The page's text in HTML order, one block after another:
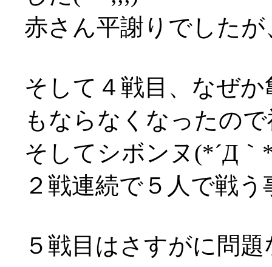
赤さん平謝りでした
そして４戦目、なぜ
もならなくなったの
そしてシボンヌ(*´Д｀
２戦連続で５人で戦う
５戦目はさすがに問